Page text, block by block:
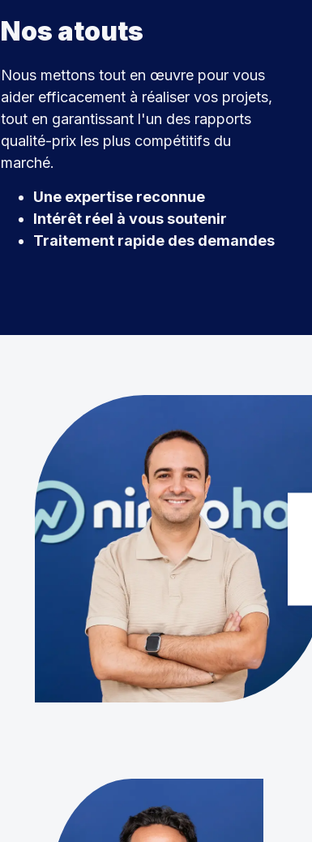
Nos atouts
Nous mettons tout en œuvre pour vous
aider efficacement à réaliser vos projets,
tout en garantissant l'un des rapports
qualité-prix les plus compétitifs du
marché.
Une expertise reconnue
Intérêt réel à vous soutenir
Traitement rapide des demandes